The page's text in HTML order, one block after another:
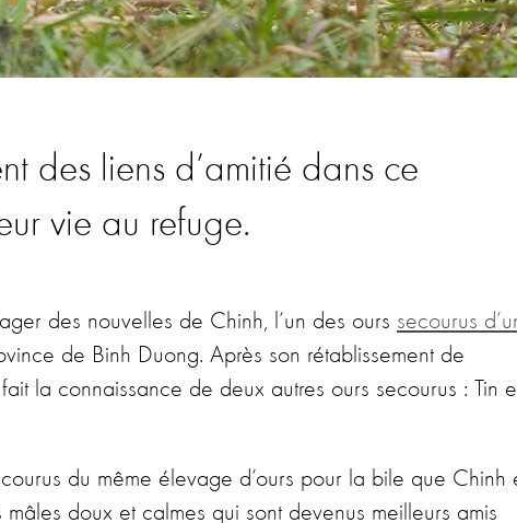
des liens d’amitié dans ce
vie au refuge.
des nouvelles de Chinh, l’un des ours secourus
de Binh Duong. Après son rétablissement de
la connaissance de deux autres ours secourus : Tin
du même élevage d’ours pour la bile que Chinh
doux et calmes qui sont devenus meilleurs amis